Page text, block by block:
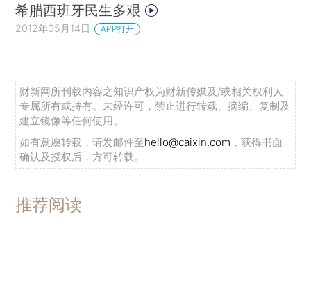
希腊西班牙民生多艰
2012年05月14日 APP打开
财新网所刊载内容之知识产权为财新传媒及/或相关权利人
专属所有或持有。未经许可，禁止进行转载、摘编、复制及
建立镜像等任何使用。
如有意愿转载，请发邮件至hello@caixin.com ，获得书面
确认及授权后，方可转载。
推荐阅读